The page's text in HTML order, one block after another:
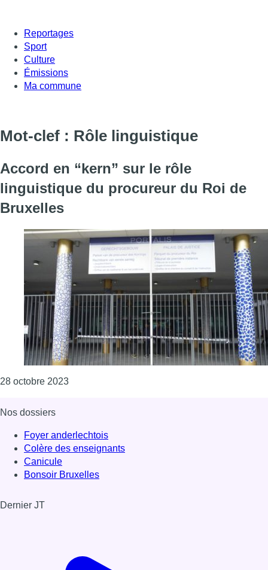
Reportages
Sport
Culture
Émissions
Ma commune
Mot-clef : Rôle linguistique
Accord en “kern” sur le rôle
linguistique du procureur du Roi de
Bruxelles
28 octobre 2023Consulter l'article "Accord en “kern” sur le
Nos dossiers
Foyer anderlechtois
Colère des enseignants
Canicule
Bonsoir Bruxelles
Dernier JT